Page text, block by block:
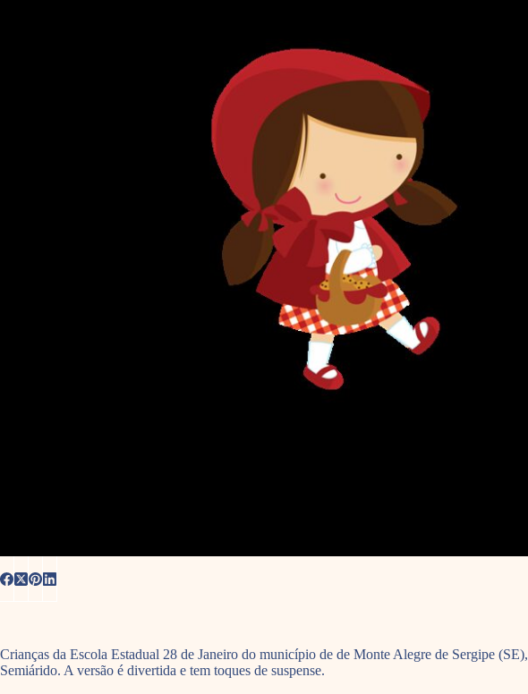
Crianças da Escola Estadual 28 de Janeiro do município de de Monte Alegre de Sergipe
Semiárido. A versão é divertida e tem toques de suspense.